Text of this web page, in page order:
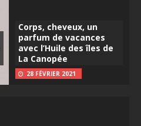
Corps, cheveux, un
parfum de vacances
avec l’Huile des îles de
La Canopée
28 FÉVRIER 2021